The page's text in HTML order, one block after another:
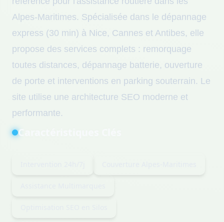
Alpes-Maritimes. Spécialisée dans le dépannage
express (30 min) à Nice, Cannes et Antibes, elle
propose des services complets : remorquage
toutes distances, dépannage batterie, ouverture
de porte et interventions en parking souterrain. Le
site utilise une architecture SEO moderne et
performante.
Caractéristiques Clés